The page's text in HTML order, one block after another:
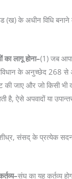
के अधीन विधि बनाने
लागू होना–(1) जब
संविधान के अनुच्छेद 268
की जाए और जो किसी भी
है, ऐसे अपवादों या
संसद् के प्रत्येक
संघ का यह कर्तव्य